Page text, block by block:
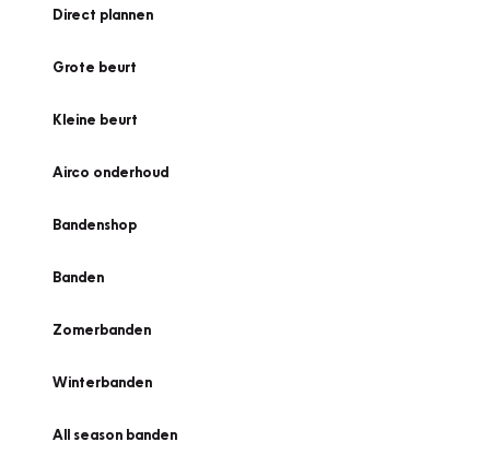
Direct plannen
Grote beurt
Kleine beurt
Airco onderhoud
Bandenshop
Banden
Zomerbanden
Winterbanden
All season banden